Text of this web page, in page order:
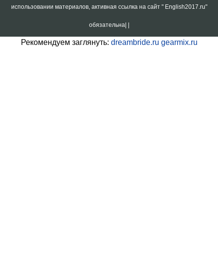
использовании материалов, активная ссылка на сайт " English2017.ru"
обязательна|
Рекомендуем заглянуть: dreambride.ru gearmix.ru